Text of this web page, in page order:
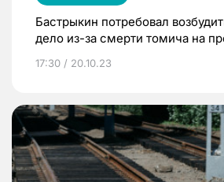
Бастрыкин потребовал
дело из-за смерти томича на
17:30 / 20.10.23